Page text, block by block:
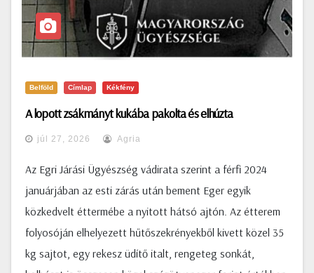
Belföld Címlap Kékfény
A lopott zsákmányt kukába pakolta és elhúzta
júl 27, 2026 Agria
Az Egri Járási Ügyészség vádirata szerint a férfi 2024
januárjában az esti zárás után bement Eger egyik
közkedvelt éttermébe a nyitott hátsó ajtón. Az étterem
folyosóján elhelyezett hűtőszekrényekből kivett közel 35
kg sajtot, egy rekesz üdítő italt, rengeteg sonkát,